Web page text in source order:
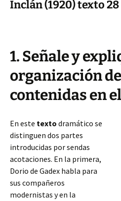
Inclán (1920) texto 28
1. Señale y
organización
contenidas en
En este texto dramático se
distinguen dos partes
introducidas por sendas
acotaciones. En la primera,
Dorio de Gadex habla para
sus compañeros
modernistas y en la